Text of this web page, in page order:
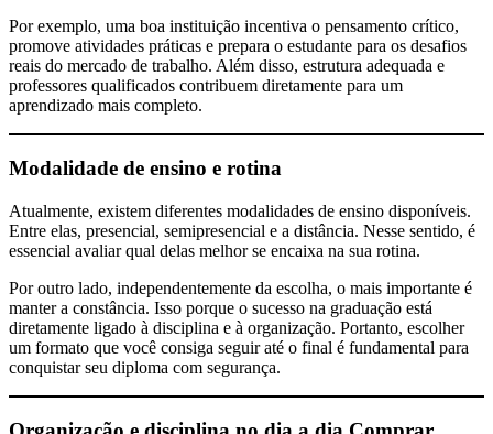
Por exemplo, uma boa instituição incentiva o pensamento crítico,
promove atividades práticas e prepara o estudante para os desafios
reais do mercado de trabalho. Além disso, estrutura adequada e
professores qualificados contribuem diretamente para um
aprendizado mais completo.
Modalidade de ensino e rotina
Atualmente, existem diferentes modalidades de ensino disponíveis.
Entre elas, presencial, semipresencial e a distância. Nesse sentido, é
essencial avaliar qual delas melhor se encaixa na sua rotina.
Por outro lado, independentemente da escolha, o mais importante é
manter a constância. Isso porque o sucesso na graduação está
diretamente ligado à disciplina e à organização. Portanto, escolher
um formato que você consiga seguir até o final é fundamental para
conquistar seu diploma com segurança.